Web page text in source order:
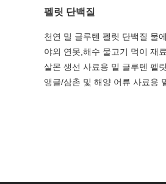
펠릿 단백질
천연 밀 글루텐 펠릿 단백질 물
야외 연못,해수 물고기 먹이 재
살몬 생선 사료용 밀 글루텐 펠
앵글/삼촌 및 해양 어류 사료용